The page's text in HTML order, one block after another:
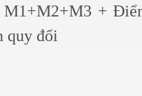
+
quy đổi